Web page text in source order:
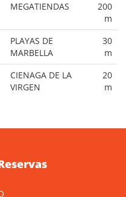
MEGATIENDAS
200
m
PLAYAS DE
MARBELLA
30
m
CIENAGA DE LA
VIRGEN
20
m